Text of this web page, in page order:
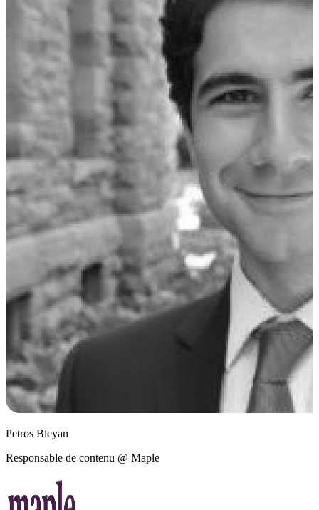
Petros Bleyan
Responsable de contenu @ Maple